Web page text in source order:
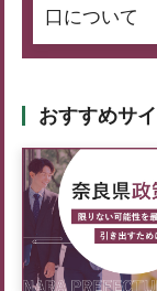
口について
おすすめサ